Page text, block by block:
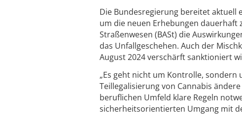
Die Bundesregierung bereitet aktuell
um die neuen Erhebungen
Straßenwesen (BASt) die
das Unfallgeschehen. Auch der
August 2024 verschärft sanktioniert
„Es geht nicht um Kontrolle, sondern
Teillegalisierung von Cannabis
beruflichen Umfeld klare Regeln
sicherheitsorientierten Umgang mit